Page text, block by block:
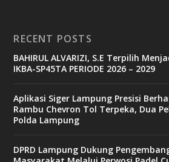
RECENT POSTS
BAHIRUL ALVARIZI, S.E Terpilih
IKBA-SP45TA PERIODE 2026 – 2029
Aplikasi Siger Lampung Presisi
Rambu Chevron Tol Terpeka, Dua
Polda Lampung
DPRD Lampung Dukung